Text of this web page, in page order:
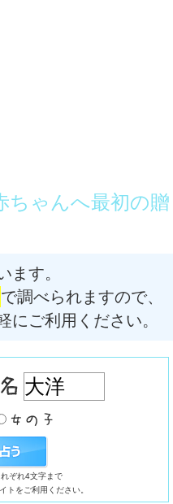
ちゃんへ最初の贈
ます。
で調べられますので、
にご利用ください。
ぞれ4文字まで
トをご利用ください。